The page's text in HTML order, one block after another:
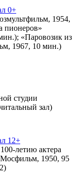
0+
1954,
пионеров»
«Паровозик из
1967, 10 мин.)
студии
зал)
12+
летию актера
1950, 95